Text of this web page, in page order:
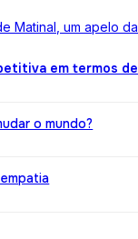
Matinal, um apelo
em termos
o mundo?